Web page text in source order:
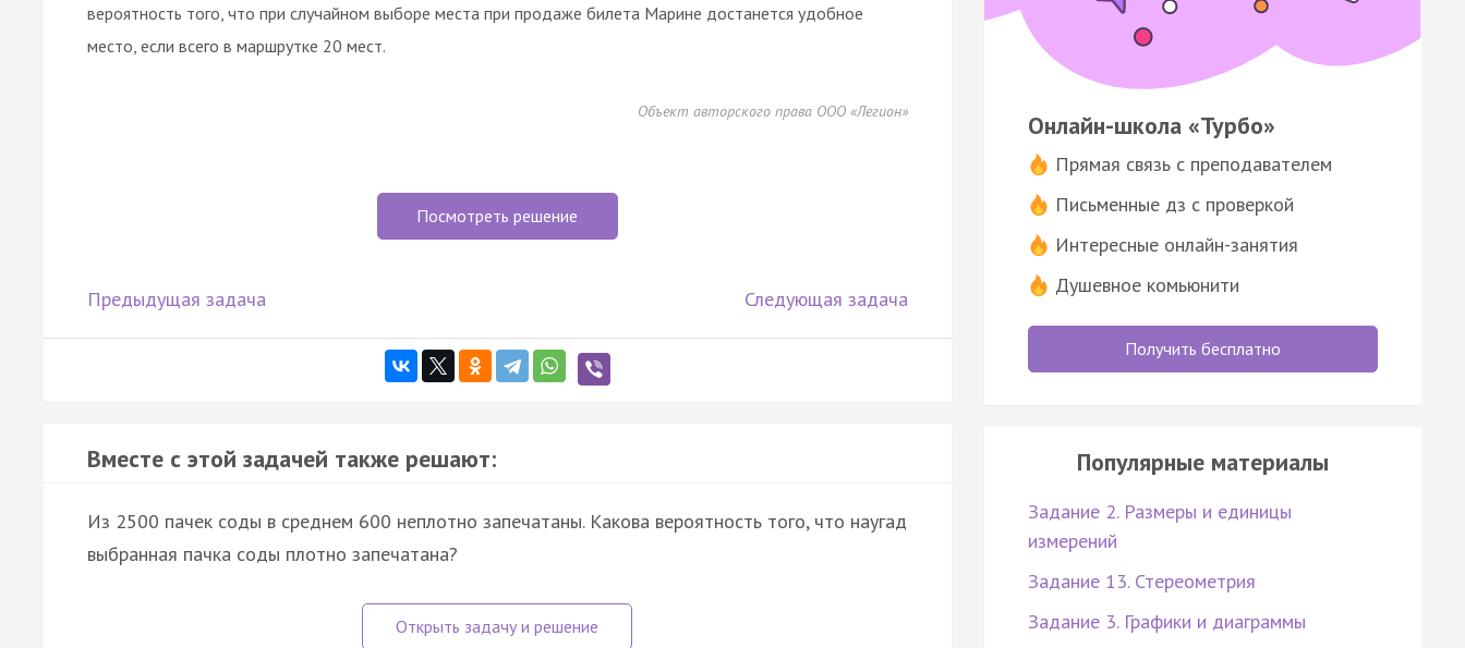
вероятность того, что при случайном выборе места при продаже билета Марине достанется удобное
место, если всего в маршрутке 20 мест.
Объект авторского права ООО «Легион»
Посмотреть решение
Предыдущая задача Следующая задача
Вместе с этой задачей также решают:
Из 2500 пачек соды в среднем 600 неплотно запечатаны. Какова вероятность того, что наугад
выбранная пачка соды плотно запечатана?
Онлайн-школа «Турбо»
Прямая связь с преподавателем
Письменные дз с проверкой
Интересные онлайн-занятия
Душевное комьюнити
Получить бесплатно
Популярные материалы
Задание 2. Размеры и единицы
измерений
Задание 13. Стереометрия
Задание 3. Графики и диаграммы